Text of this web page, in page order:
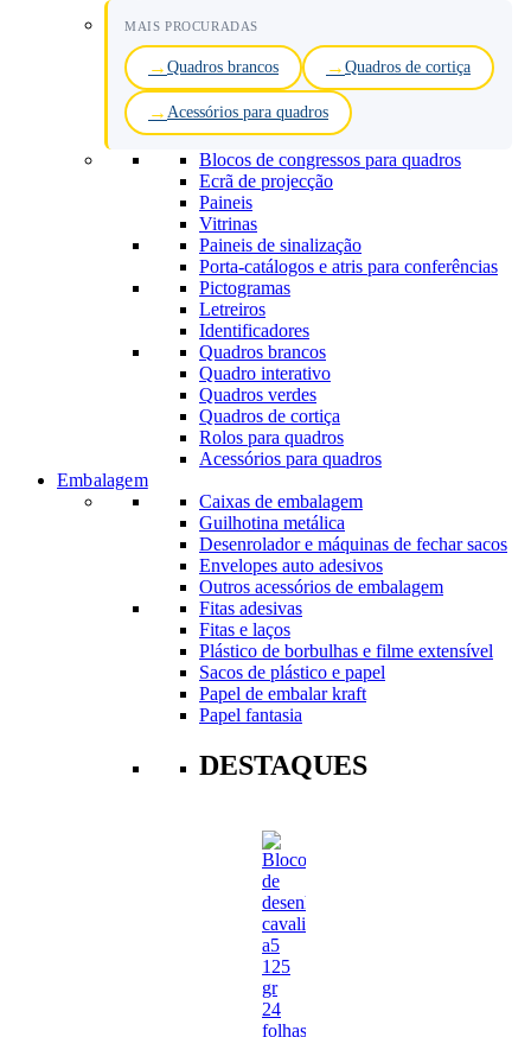
MAIS PROCURADAS
Quadros brancos Quadros de cortiça
Acessórios para quadros
Blocos de congressos para quadros
Ecrã de projecção
Paineis
Vitrinas
Paineis de sinalização
Porta-catálogos e atris para conferências
Pictogramas
Letreiros
Identificadores
Quadros brancos
Quadro interativo
Quadros verdes
Quadros de cortiça
Rolos para quadros
Acessórios para quadros
Embalagem
Caixas de embalagem
Guilhotina metálica
Desenrolador e máquinas de fechar sacos
Envelopes auto adesivos
Outros acessórios de embalagem
Fitas adesivas
Fitas e laços
Plástico de borbulhas e filme extensível
Sacos de plástico e papel
Papel de embalar kraft
Papel fantasia
DESTAQUES